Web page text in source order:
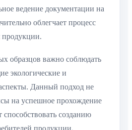
ведение документации на
облегчает процесс
продукции.
образцов важно соблюдать
экологические и
Данный подход не
на успешное прохождение
способствовать созданию